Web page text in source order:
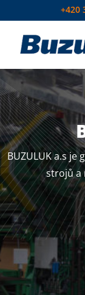
to
content
+420
BUZULUK a.s
strojů a